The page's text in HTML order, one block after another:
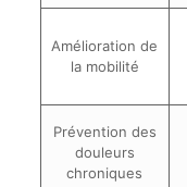
Amélioration de
la mobilité
Prévention des
douleurs
chroniques